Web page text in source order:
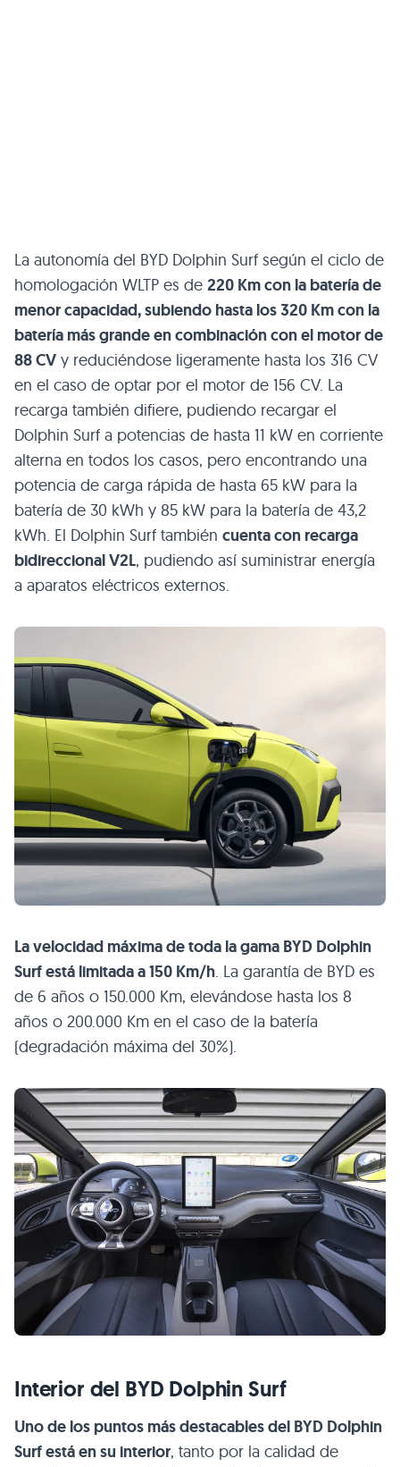
La autonomía del BYD Dolphin Surf según el ciclo de
homologación WLTP es de 220 Km con la batería de
menor capacidad, subiendo hasta los 320 Km con la
batería más grande en combinación con el motor de
88 CV y reduciéndose ligeramente hasta los 316 CV
en el caso de optar por el motor de 156 CV. La
recarga también difiere, pudiendo recargar el
Dolphin Surf a potencias de hasta 11 kW en corriente
alterna en todos los casos, pero encontrando una
potencia de carga rápida de hasta 65 kW para la
batería de 30 kWh y 85 kW para la batería de 43,2
kWh. El Dolphin Surf también cuenta con recarga
bidireccional V2L, pudiendo así suministrar energía
a aparatos eléctricos externos.
La velocidad máxima de toda la gama BYD Dolphin
Surf está limitada a 150 Km/h. La garantía de BYD es
de 6 años o 150.000 Km, elevándose hasta los 8
años o 200.000 Km en el caso de la batería
(degradación máxima del 30%).
Interior del BYD Dolphin Surf
Uno de los puntos más destacables del BYD Dolphin
Surf está en su interior, tanto por la calidad de